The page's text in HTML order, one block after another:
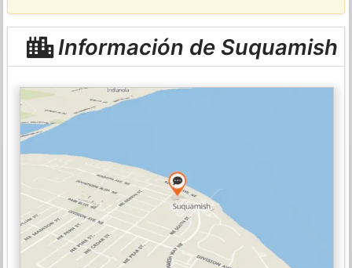
Información de Suquamish